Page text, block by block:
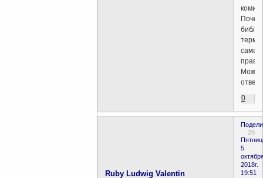
самая
0
26
5
2018г.
19:51
Ruby Ludwig Valentin